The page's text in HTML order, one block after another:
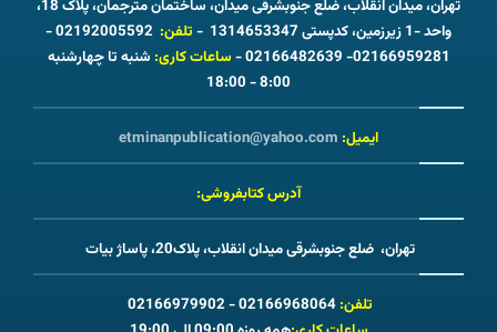
تهران، میدان انقلاب، ضلع جنوبشرقی میدان، ساختمان مترجمان، پلاک 18،
واحد -1 زیرزمین، کدپستی 1314653347 -
تلفن:
02192005592 -
02166959281- 02166482639 -
ساعات کاری: شنبه تا چهارشنبه
8:00 - 18:00
ایمیل: etminanpublication@yahoo.com
آدرس کتابفروشی:
تهران، ضلع جنوبشرقی میدان انقلاب، پلاک20، پاساژ بیات
تلفن:02166968064 - 02166979902